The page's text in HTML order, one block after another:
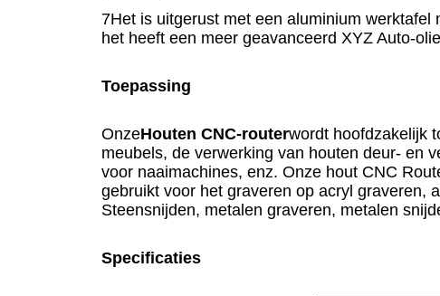
7Het is uitgerust met een aluminium
het heeft een meer geavanceerd XYZ Auto-
Toepassing
OnzeHouten CNC-routerwordt hoofdzakelijk
meubels, de verwerking van houten deur- en
voor naaimachines, enz. Onze hout CNC
gebruikt voor het graveren op acryl graveren,
Steensnijden, metalen graveren, metalen
Specificaties